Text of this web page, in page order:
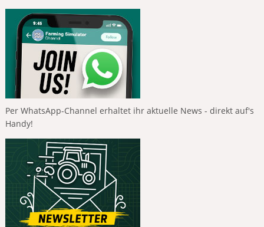
Per WhatsApp-Channel erhaltet ihr aktuelle News - direkt auf's
Handy!